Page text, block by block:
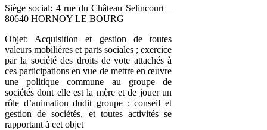
Siège social: 4 rue du Château Selincourt –
80640 HORNOY LE BOURG
Objet: Acquisition et gestion de toutes
valeurs mobilières et parts sociales ; exercice
par la société des droits de vote attachés à
ces participations en vue de mettre en œuvre
une politique commune au groupe de
sociétés dont elle est la mère et de jouer un
rôle d’animation dudit groupe ; conseil et
gestion de sociétés, et toutes activités se
rapportant à cet objet